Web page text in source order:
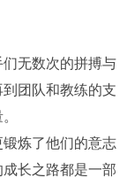
无数次的拼搏与
团队和教练的支
炼了他们的意志
长之路都是一部